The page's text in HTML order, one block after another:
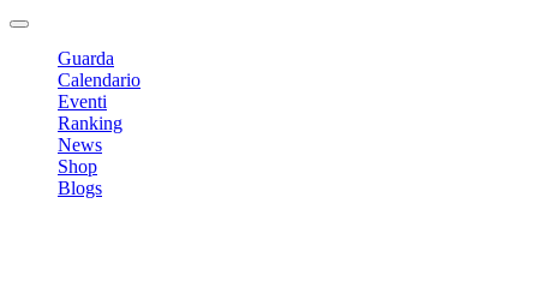
Guarda
Calendario
Eventi
Ranking
News
Shop
Blogs